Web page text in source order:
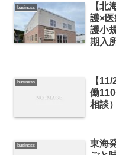
business
【北
護×
護小
期入
business
【
働
相談）
business
東海